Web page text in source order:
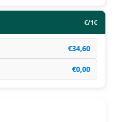
€/1€
€34,60
€0,00